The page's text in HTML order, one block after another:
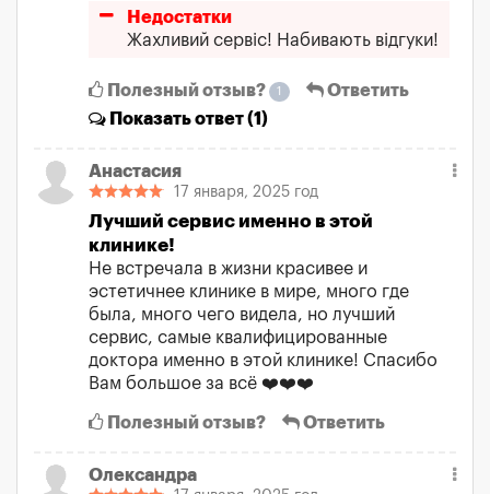
Недостатки
Жахливий сервіс! Набивають відгуки!
Полезный отзыв? 1
Ответить
Показатьответ (1)
Анастасия
17 января, 2025 год
Лучший сервис именно в этой
клинике!
Не встречала в жизни красивее и
эстетичнее клинике в мире, много где
былa, много чего видела, но лучший
сервис, самые квалифицированные
доктора именно в этой клинике! Спасибо
Вам большое за всё ❤️❤️❤️
Полезный отзыв? Ответить
Олександра